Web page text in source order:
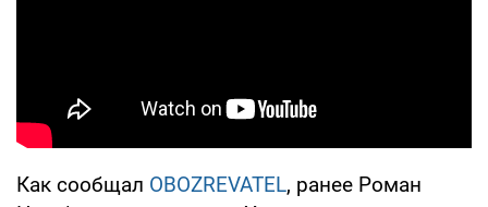
Как сообщал OBOZREVATEL, ранее Роман